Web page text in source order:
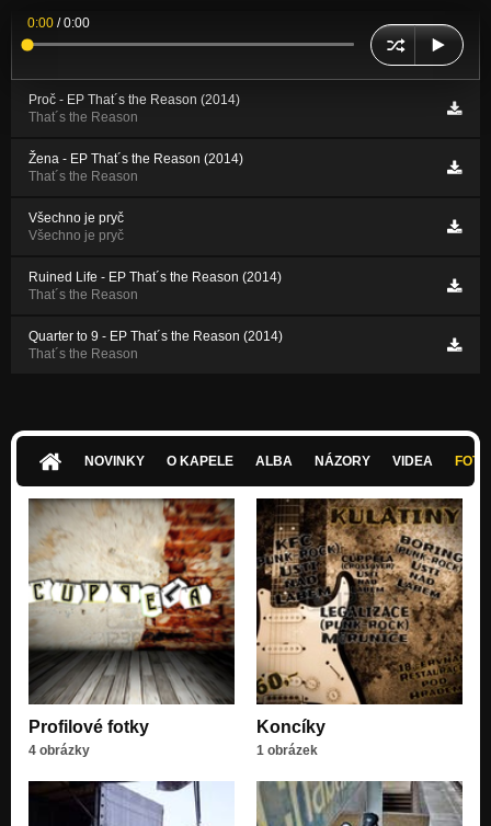
0:00 /0:00
Proč - EP That´s the Reason (2014)
That´s the Reason
Žena - EP That´s the Reason (2014)
That´s the Reason
Všechno je pryč
Všechno je pryč
Ruined Life - EP That´s the Reason (2014)
That´s the Reason
Quarter to 9 - EP That´s the Reason (2014)
That´s the Reason
NOVINKY O KAPELE ALBA NÁZORY VIDEA
Profilové fotky
4 obrázky
Koncíky
1 obrázek